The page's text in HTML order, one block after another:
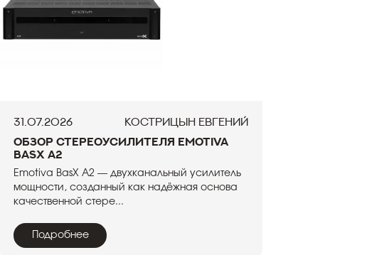
31.07.2026
Кострицын Евгений
Обзор стереоусилителя Emotiva
BasX A2
Emotiva BasX A2 — двухканальный усилитель
мощности, созданный как надёжная основа
качественной стере...
Подробнее